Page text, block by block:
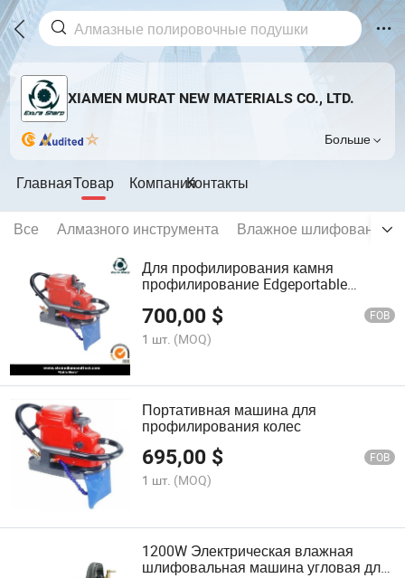
XIAMEN MURAT NEW MATERIALS CO., LTD.
Больше
ГлавнаяТовар КомпанияКонтакты
Все Алмазного инструмента
Влажное шлифование
Для профилирования камня
профилирование Edgeportable
700,00 $ FOB
1 шт. (MOQ)
Портативная машина для
профилирования колес
695,00 $ FOB
1 шт. (MOQ)
1200W Электрическая влажная
шлифовальная машина угловая для